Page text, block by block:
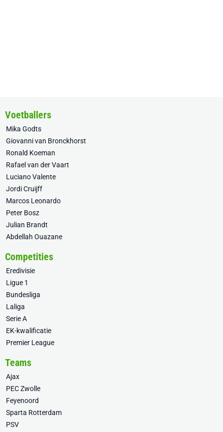
Voetballers
Mika Godts
Giovanni van Bronckhorst
Ronald Koeman
Rafael van der Vaart
Luciano Valente
Jordi Cruijff
Marcos Leonardo
Peter Bosz
Julian Brandt
Abdellah Ouazane
Competities
Eredivisie
Ligue 1
Bundesliga
Laliga
Serie A
EK-kwalificatie
Premier League
Teams
Ajax
PEC Zwolle
Feyenoord
Sparta Rotterdam
PSV